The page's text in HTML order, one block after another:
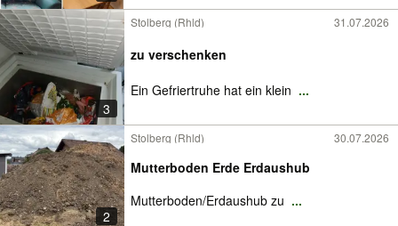
3
Stolberg (Rhld) 31.07.2026
zu verschenken
Ein Gefriertruhe hat ein klein ...
2
Stolberg (Rhld) 30.07.2026
Mutterboden Erde Erdaushub
Mutterboden/Erdaushub zu ...